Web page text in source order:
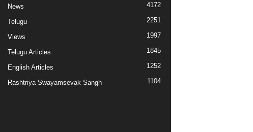
News 4172
Telugu 2251
Views 1997
Telugu Articles 1845
English Articles 1252
Rashtriya Swayamsevak Sangh 1104